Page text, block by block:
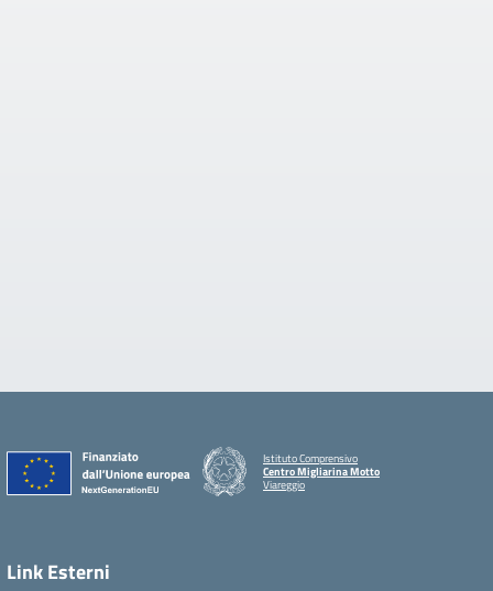
Istituto Comprensivo
Centro Migliarina Motto
Viareggio
Link Esterni